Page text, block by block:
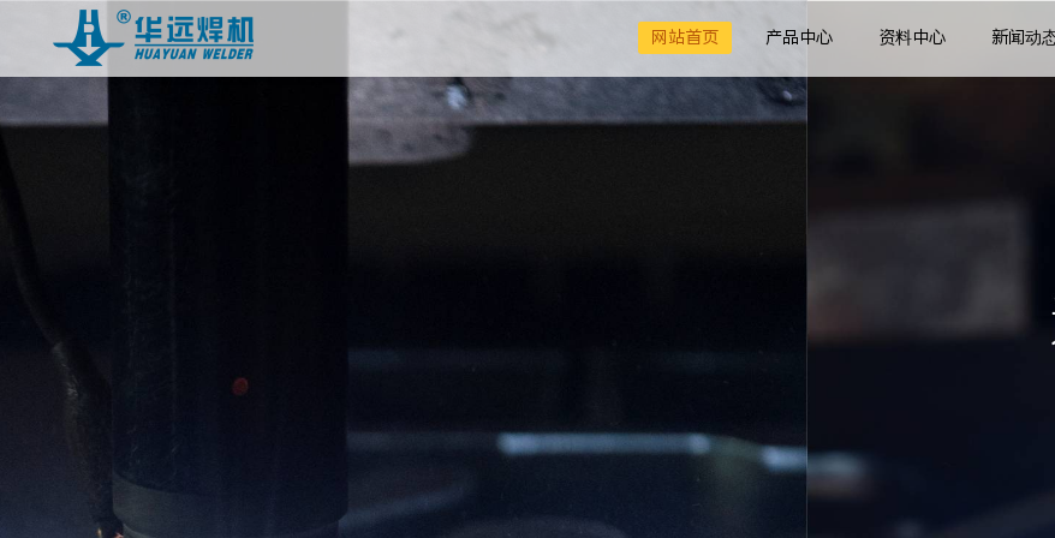
网站首页 产品中心 资料中心 新闻动